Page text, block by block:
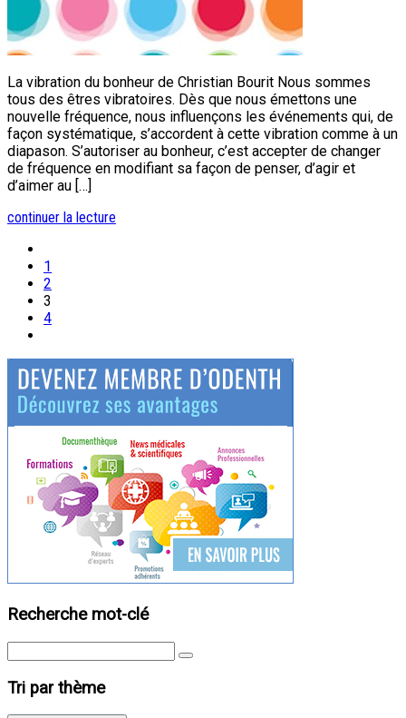
La vibration du bonheur de Christian Bourit Nous sommes
tous des êtres vibratoires. Dès que nous émettons une
nouvelle fréquence, nous influençons les événements qui, de
façon systématique, s’accordent à cette vibration comme à un
diapason. S’autoriser au bonheur, c’est accepter de changer
de fréquence en modifiant sa façon de penser, d’agir et
d’aimer au […]
continuer la lecture
1
2
3
4
Recherche mot-clé
Tri par thème